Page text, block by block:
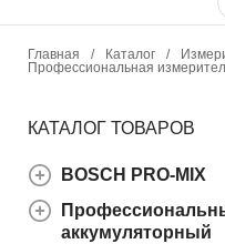
Главная / Каталог /
Профессиональная
КАТАЛОГ ТОВАРОВ
BOSCH PRO-MIX
аккумуляторный